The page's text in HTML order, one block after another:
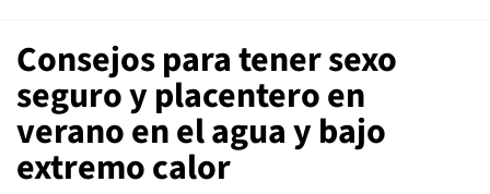
Consejos para tener sexo
seguro y placentero en
verano en el agua y bajo
extremo calor